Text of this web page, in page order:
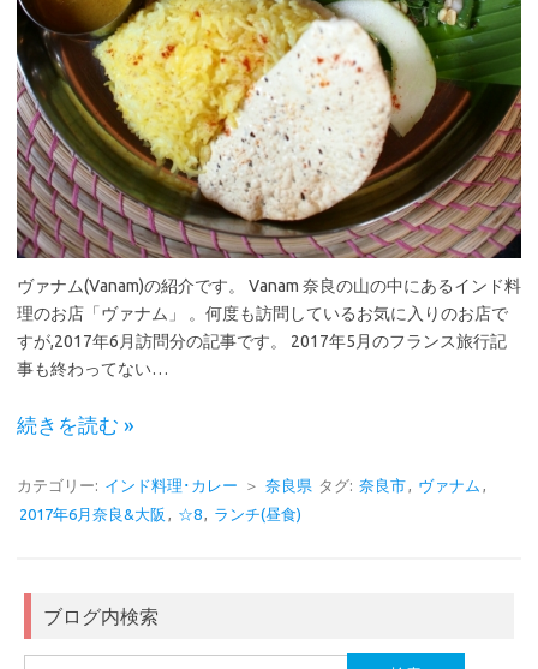
ヴァナム(Vanam)の紹介です。 Vanam 奈良の山の中にあるインド料
理のお店「ヴァナム」 。何度も訪問しているお気に入りのお店で
すが,2017年6月訪問分の記事です。 2017年5月のフランス旅行記
事も終わってない…
続きを読む »
カテゴリー: インド料理･カレー ＞ 奈良県 タグ: 奈良市, ヴァナム ,
2017年6月奈良&大阪 , ☆8, ランチ(昼食)
ブログ内検索